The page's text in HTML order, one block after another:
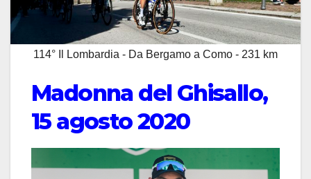
114° Il Lombardia - Da Bergamo a Como - 231 km
Madonna del Ghisallo,
15 agosto 2020